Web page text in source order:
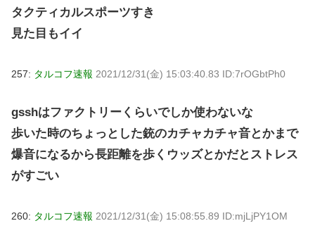
タクティカルスポーツすき
見た目もイイ
257: タルコフ速報 2021/12/31(金) 15:03:40.83 ID:7rOGbtPh0
gsshはファクトリーくらいでしか使わないな
歩いた時のちょっとした銃のカチャカチャ音とかまで
爆音になるから長距離を歩くウッズとかだとストレス
がすごい
260: タルコフ速報 2021/12/31(金) 15:08:55.89 ID:mjLjPY1OM